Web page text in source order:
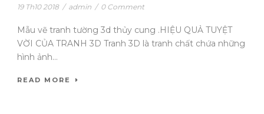
19 Th10 2018 / admin / 0 Comment
Mẫu vẽ tranh tường 3d thủy cung .HIỆU QUẢ TUYỆT
VỜI CỦA TRANH 3D Tranh 3D là tranh chất chứa những
hình ảnh...
READ MORE